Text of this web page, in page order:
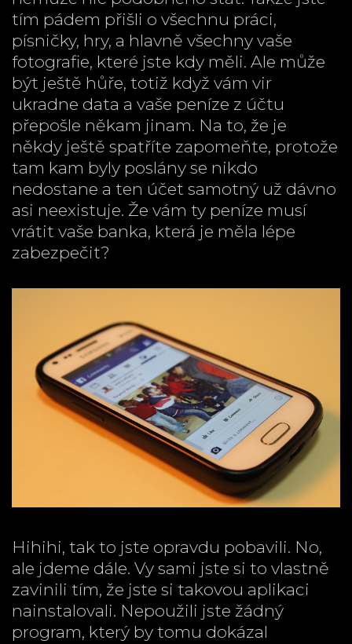
tím pádem přišli o všechnu práci,
písničky, hry, a hlavně všechny vaše
fotografie, které jste kdy měli. Ale může
být ještě hůře, totiž když vám vir
ukradne data a vaše peníze z účtu
přepošle někam jinam. Na to, že je
někdy ještě spatříte zapomeňte, protože
tam kam byly poslány se nikdo
nedostane a ten účet samotný už dávno
asi neexistuje. Že vám ty peníze musí
vrátit vaše banka, která je měla lépe
zabezpečit?
Hihihi, tak to jste opravdu pobavili. No,
ale jdeme dále. Vy sami jste si to vlastně
zavinili tím, že jste si takovou aplikaci
nainstalovali. Nepoužili jste žádný
program, který by tomu dokázal